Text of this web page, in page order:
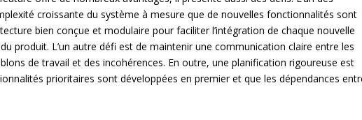
croissante du système à mesure que de nouvelles fonctionnalités sont
bien conçue et modulaire pour faciliter l’intégration de chaque nouvelle
produit. L’un autre défi est de maintenir une communication claire entre les
de travail et des incohérences. En outre, une planification rigoureuse est
prioritaires sont développées en premier et que les dépendances